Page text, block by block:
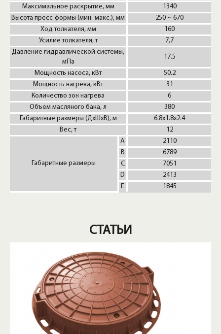
Максимальное раскрытие, мм
1340
Высота пресс-формы (мин.-макс.), мм
250 ~ 670
Ход толкателя, мм
160
Усилие толкателя, т
7,7
Давление гидравлической системы,
мПа
17.5
Мощность насоса, кВт
50.2
Мощность нагрева, кВт
31
Количество зон нагрева
6
Объем масляного бака, л
380
Габаритные размеры (ДхШхВ), м
6.8x1.8x2.4
Вес, т
12
Габаритные размеры
A
2110
В
6789
C
7051
D
2413
E
1845
СТАТЬИ